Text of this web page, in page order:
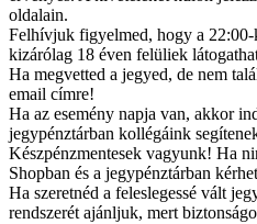
oldalain.
Felhívjuk figyelmed, hogy a
kizárólag 18 éven felüliek
Ha megvetted a jegyed, de nem
email címre!
Ha az esemény napja van, akkor
jegypénztárban kollégáink
Készpénzmentesek vagyunk! Ha
Shopban és a jegypénztárban
Ha szeretnéd a feleslegessé vált
rendszerét ajánljuk, mert